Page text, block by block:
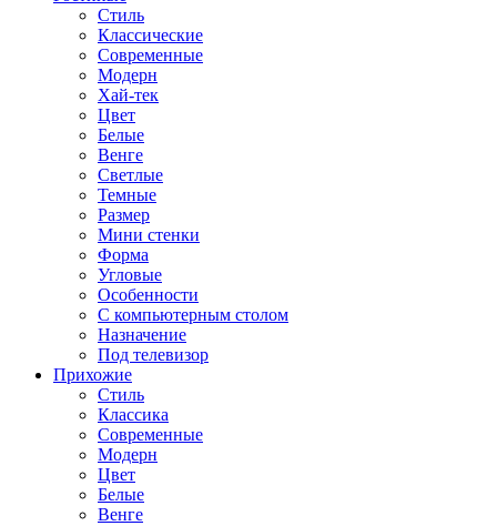
Стиль
Классические
Современные
Модерн
Хай-тек
Цвет
Белые
Венге
Светлые
Темные
Размер
Мини стенки
Форма
Угловые
Особенности
С компьютерным столом
Назначение
Под телевизор
Прихожие
Стиль
Классика
Современные
Модерн
Цвет
Белые
Венге